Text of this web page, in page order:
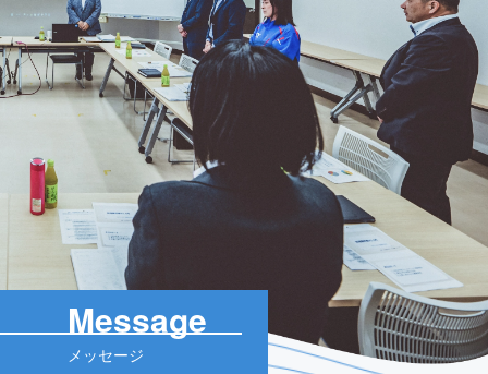
Message
メッセージ